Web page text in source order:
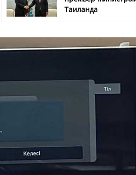
Таиланда